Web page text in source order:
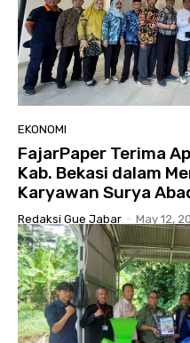
EKONOMI
FajarPaper Terima
Kab. Bekasi dalam
Karyawan Surya
Redaksi Gue Jabar - May 12,